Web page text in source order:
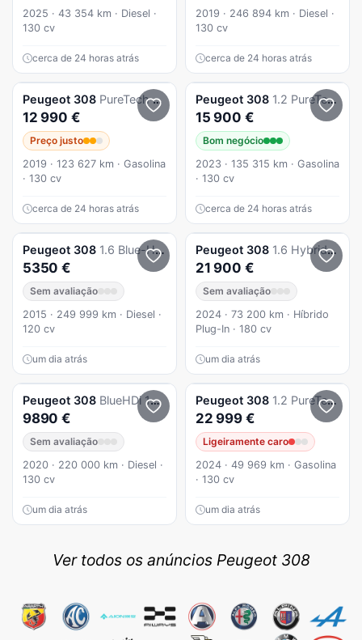
2025 · 43 354 km · Diesel ·
130 cv
cerca de 24 horas atrás
2019 · 246 894 km · Diesel ·
130 cv
cerca de 24 horas atrás
Peugeot 308 PureTech 130 GPF EAT8 Stop & Start Tech Edition
12 990 €
Preço justo
2019 · 123 627 km · Gasolina
· 130 cv
cerca de 24 horas atrás
Peugeot 308 1.2 PureTech Allure Pack EAT8
15 900 €
Bom negócio
2023 · 135 315 km · Gasolina
· 130 cv
cerca de 24 horas atrás
Peugeot 308 1.6 Blue-HDI 120cv DIESEL
5350 €
Sem avaliação
2015 · 249 999 km · Diesel ·
120 cv
um dia atrás
Peugeot 308 1.6 Hybrid Allure Pack e-EAT8
21 900 €
Sem avaliação
2024 · 73 200 km · Híbrido
Plug-In · 180 cv
um dia atrás
Peugeot 308 BlueHDi 130 Allure Pack
9890 €
Sem avaliação
2020 · 220 000 km · Diesel ·
130 cv
um dia atrás
Peugeot 308 1.2 PureTech GT EAT8
22 999 €
Ligeiramente caro
2024 · 49 969 km · Gasolina
· 130 cv
um dia atrás
Ver todos os anúncios Peugeot 308